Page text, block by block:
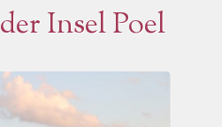
Insel Poel